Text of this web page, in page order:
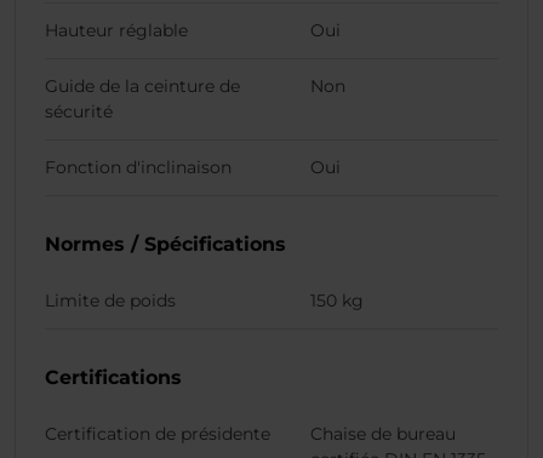
Hauteur réglable Oui
Guide de la ceinture de
sécurité
Non
Fonction d'inclinaison Oui
Normes / Spécifications
Limite de poids 150 kg
Certifications
Certification de présidente
Chaise de bureau